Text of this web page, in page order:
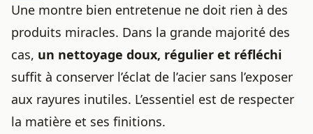
Une montre bien entretenue ne doit rien à des
produits miracles. Dans la grande majorité des
cas, un nettoyage doux, régulier et réfléchi
suffit à conserver l’éclat de l’acier sans l’exposer
aux rayures inutiles. L’essentiel est de respecter
la matière et ses finitions.